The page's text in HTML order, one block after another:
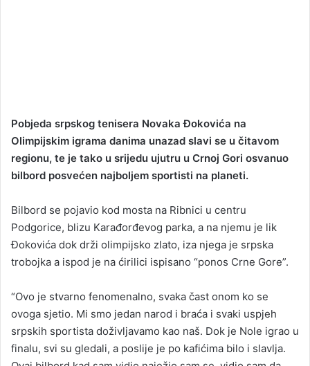
Pobjeda srpskog tenisera Novaka Đokovića na
Olimpijskim igrama danima unazad slavi se u čitavom
regionu, te je tako u srijedu ujutru u Crnoj Gori osvanuo
bilbord posvećen najboljem sportisti na planeti.
Bilbord se pojavio kod mosta na Ribnici u centru
Podgorice, blizu Karađorđevog parka, a na njemu je lik
Đokovića dok drži olimpijsko zlato, iza njega je srpska
trobojka a ispod je na ćirilici ispisano “ponos Crne Gore”.
“Ovo je stvarno fenomenalno, svaka čast onom ko se
ovoga sjetio. Mi smo jedan narod i braća i svaki uspjeh
srpskih sportista doživljavamo kao naš. Dok je Nole igrao u
finalu, svi su gledali, a poslije je po kafićima bilo i slavlja.